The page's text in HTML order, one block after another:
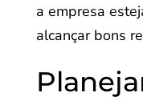
a empresa
alcançar bons